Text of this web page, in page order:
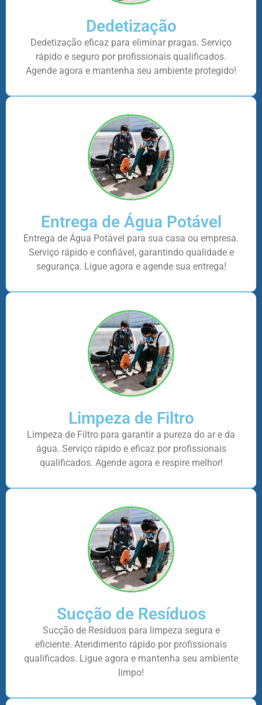
Dedetização
Dedetização eficaz para eliminar pragas. Serviço
rápido e seguro por profissionais qualificados.
Agende agora e mantenha seu ambiente protegido!
Entrega de Água Potável
Entrega de Água Potável para sua casa ou empresa.
Serviço rápido e confiável, garantindo qualidade e
segurança. Ligue agora e agende sua entrega!
Limpeza de Filtro
Limpeza de Filtro para garantir a pureza do ar e da
água. Serviço rápido e eficaz por profissionais
qualificados. Agende agora e respire melhor!
Sucção de Resíduos
Sucção de Resíduos para limpeza segura e
eficiente. Atendimento rápido por profissionais
qualificados. Ligue agora e mantenha seu ambiente
limpo!